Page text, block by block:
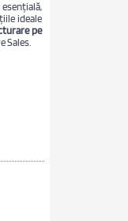
ideale
pe
Sales.